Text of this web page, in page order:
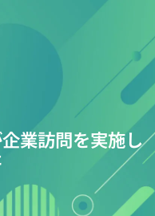
業訪問を実施し